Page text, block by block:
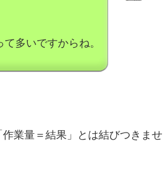
多いですからね。
業量＝結果」とは結びつきませ